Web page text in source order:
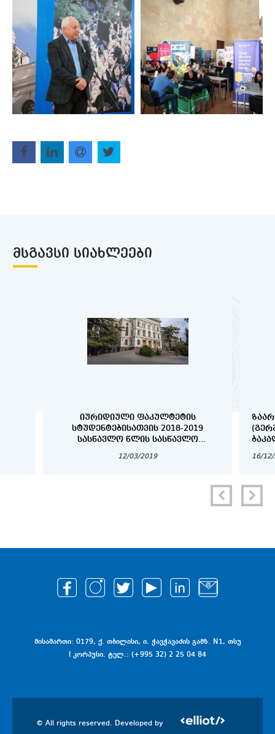
ᲛᲡᲒᲐᲕᲡᲘ ᲡᲘᲐᲮᲚᲔᲔᲑᲘ
ᲘᲣᲠᲘᲓᲘᲣᲚᲘ ᲤᲐᲙᲣᲚᲢᲔᲢᲘᲡ
ᲡᲢᲣᲓᲔᲜᲢᲔᲑᲘᲡᲐᲗᲕᲘᲡ 2018-2019
ᲡᲐᲡᲬᲐᲕᲚᲝ ᲬᲚᲘᲡ ᲡᲐᲡᲬᲐᲕᲚᲝ
12/03/2019 16/
მისამართი: 0179, ქ. თბილისი, ი. ჭავჭავაძის გამზ. N1, თსუ
I კორპუსი. ტელ.: (+995 32) 2 25 04 84
© All rights reserved. Developed by